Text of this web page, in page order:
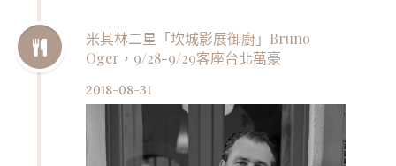
米其林餐廳如 “ The Fat Duck ”、世界第一酒
吧 “ American Bar ” 選用。此外，今年八月份
米其林二星「坎城影展御廚」Bruno
Oger，9/28-9/29客座台北萬豪
2018-08-31